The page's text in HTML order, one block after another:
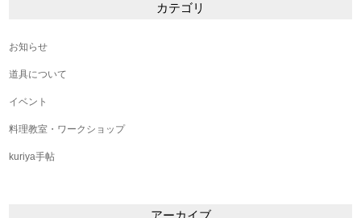
カテゴリ
お知らせ
道具について
イベント
料理教室・ワークショップ
kuriya手帖